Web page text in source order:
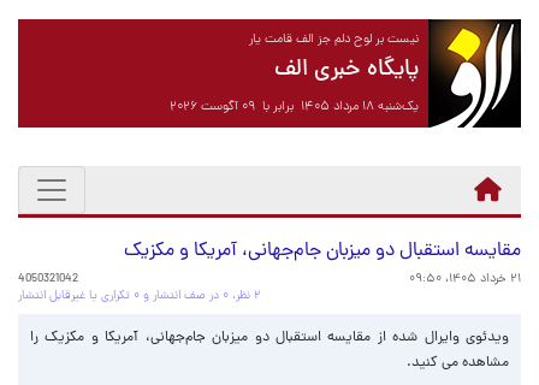
نیست بر لوح دلم جز الف قامت یار
پایگاه خبری الف
یک‌شنبه ۱۸ مرداد ۱۴۰۵ برابر با ۰۹ آگوست ۲۰۲۶
مقایسه استقبال دو میزبان جام‌جهانی، آمریکا و مکزیک
۲۱ خرداد ۱۴۰۵، ۰۹:۵۰
4050321042
۲ نظر، ۰ در صف انتشار و ۰ تکراری یا غیرقابل انتشار
ویدئوی وایرال شده از مقایسه استقبال دو میزبان جام‌جهانی، آمریکا و مکزیک را
مشاهده می کنید.